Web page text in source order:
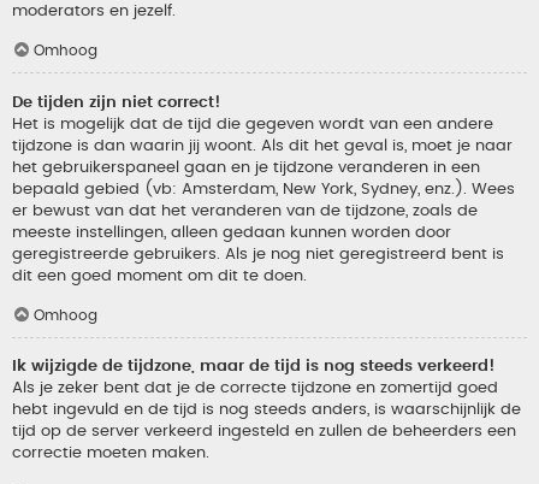
moderators en jezelf.
Omhoog
De tijden zijn niet correct!
Het is mogelijk dat de tijd die gegeven wordt van een andere
tijdzone is dan waarin jij woont. Als dit het geval is, moet je naar
het gebruikerspaneel gaan en je tijdzone veranderen in een
bepaald gebied (vb: Amsterdam, New York, Sydney, enz.). Wees
er bewust van dat het veranderen van de tijdzone, zoals de
meeste instellingen, alleen gedaan kunnen worden door
geregistreerde gebruikers. Als je nog niet geregistreerd bent is
dit een goed moment om dit te doen.
Omhoog
Ik wijzigde de tijdzone, maar de tijd is nog steeds verkeerd!
Als je zeker bent dat je de correcte tijdzone en zomertijd goed
hebt ingevuld en de tijd is nog steeds anders, is waarschijnlijk de
tijd op de server verkeerd ingesteld en zullen de beheerders een
correctie moeten maken.